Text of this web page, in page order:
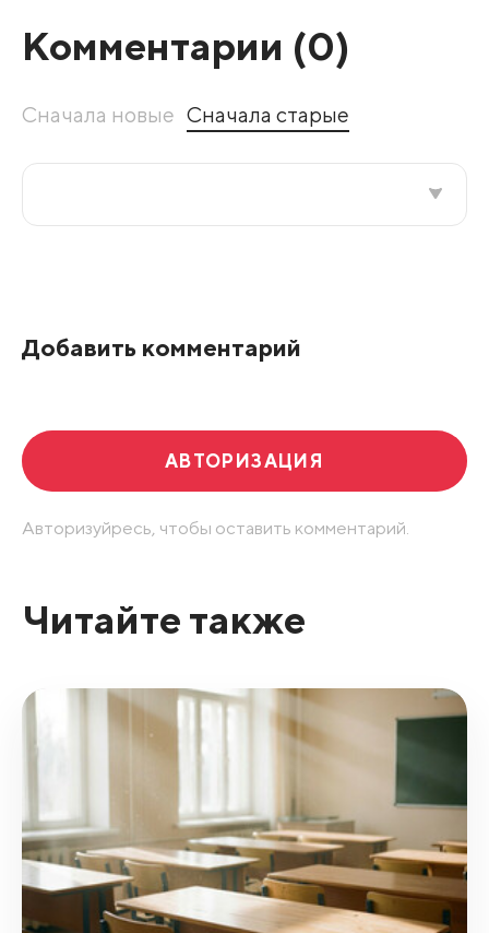
Комментарии (0)
Сначала новые Сначала старые
Добавить комментарий
АВТОРИЗАЦИЯ
Авторизуйресь, чтобы оставить комментарий.
Читайте также